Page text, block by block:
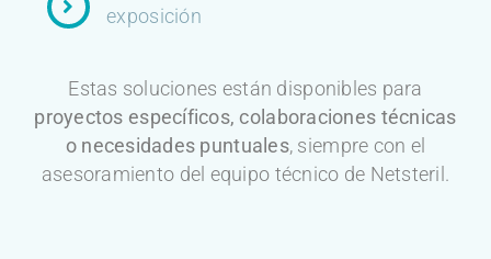
exposición
Estas soluciones están disponibles para
proyectos específicos, colaboraciones técnicas
o necesidades puntuales, siempre con el
asesoramiento del equipo técnico de Netsteril.